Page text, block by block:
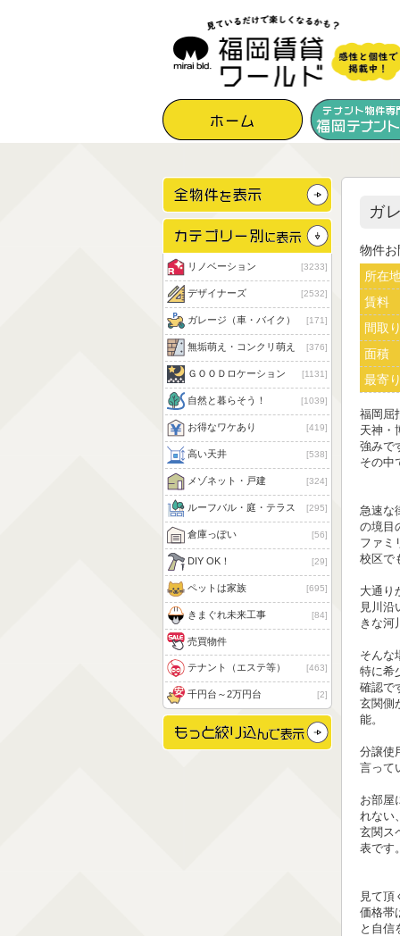
リノベーション 3233
デザイナーズ 2532
ガレージ（車・バイク） 171
無垢萌え・コンクリ萌え 376
ＧＯＯＤロケーション 1131
自然と暮らそう！ 1039
お得なワケあり 419
高い天井 538
メゾネット・戸建 324
ルーフバル・庭・テラス 295
倉庫っぽい 56
DIY OK！ 29
ペットは家族 695
きまぐれ未来工事 84
売買物件
テナント（エステ等） 463
千円台～2万円台 2
ガ
物件
所在
賃料
間取
面積
最寄
福岡屈
天神・
強みで
その中
急速な
の境目
ファミ
校区で
大通り
見川沿
きな河
そんな
特に希
確認で
玄関側
能。
分譲使
言って
お部屋
れない
玄関ス
表です
見て頂
価格帯
と自信